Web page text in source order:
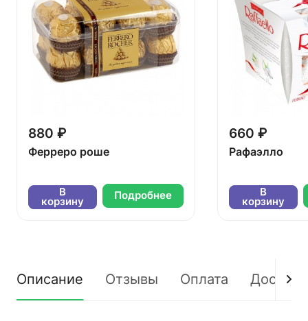
880 ₽
Ферреро роше
В
корзину Подробнее
660 ₽
Рафаэлло
В
корзину
Описание Отзывы Оплата